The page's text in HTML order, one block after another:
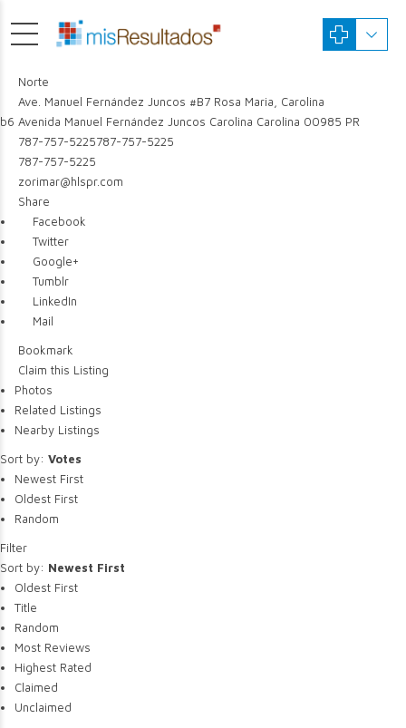
Norte
Ave. Manuel Fernández Juncos #B7 Rosa Maria, Carolina
b6 Avenida Manuel Fernández Juncos Carolina Carolina 00985 PR
787-757-5225787-757-5225
787-757-5225
zorimar@hlspr.com
Share
Facebook
Twitter
Google+
Tumblr
LinkedIn
Mail
Bookmark
Claim this Listing
Photos
Related Listings
Nearby Listings
Sort by: Votes
Newest First
Oldest First
Random
Filter
Sort by: Newest First
Oldest First
Title
Random
Most Reviews
Highest Rated
Claimed
Unclaimed